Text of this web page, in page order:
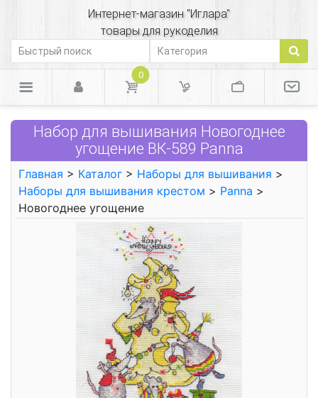
Интернет-магазин "Иглара"
товары для рукоделия
0
Набор для вышивания Новогоднее
угощение ВК-589 Panna
Главная > Каталог > Наборы для вышивания >
Наборы для вышивания крестом > Panna >
Новогоднее угощение